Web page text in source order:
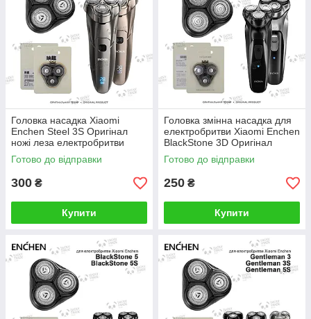
Головка насадка Xiaomi
Enchen Steel 3S Оригінал
ножі леза електробритви
Чорний (BR-3)
Готово до відправки
300 ₴
Купити
Головка змінна насадка для
електробритви Xiaomi Enchen
BlackStone 3D Оригінал
Чорний (BR-2) 1402P
Готово до відправки
250 ₴
Купити